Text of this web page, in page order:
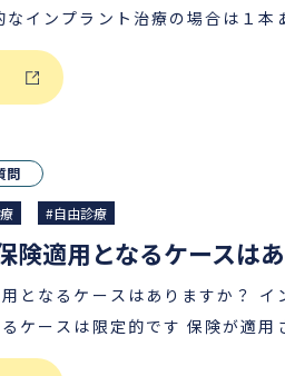
担で対応可能です。（＊） 患者様
治療内容が異なりますので、実際
トゲン撮影等の検査を行ったうえ
書作製は無料です。お気軽にお問
ロー
の治療を行う場合は、保険診療の
影料などを頂戴する場合がありま
いで
ございます（エポスデンタルクレ
問
#自由診療
なるケースはありますか？ インプ
は限定的です 保険が適用され
以上が連続して失われた場合、例